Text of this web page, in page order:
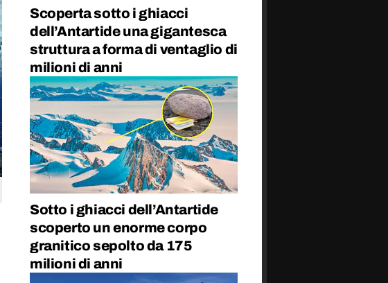
Scoperta sotto i ghiacci
dell’Antartide una gigantesca
struttura a forma di ventaglio di
milioni di anni
Sotto i ghiacci dell’Antartide
scoperto un enorme corpo
granitico sepolto da 175
milioni di anni